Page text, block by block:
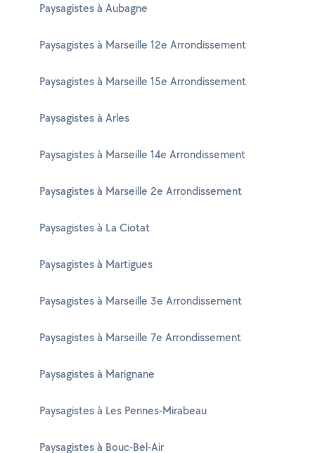
Paysagistes à Aubagne
Paysagistes à Marseille 12e Arrondissement
Paysagistes à Marseille 15e Arrondissement
Paysagistes à Arles
Paysagistes à Marseille 14e Arrondissement
Paysagistes à Marseille 2e Arrondissement
Paysagistes à La Ciotat
Paysagistes à Martigues
Paysagistes à Marseille 3e Arrondissement
Paysagistes à Marseille 7e Arrondissement
Paysagistes à Marignane
Paysagistes à Les Pennes-Mirabeau
Paysagistes à Bouc-Bel-Air